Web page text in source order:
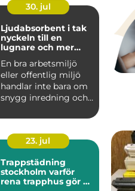
30. jul
Ljudabsorbent i tak
nyckeln till en
lugnare och mer
En bra arbetsmiljö
eller offentlig miljö
handlar inte bara om
snygg inredning och
23. jul
Trappstädning
stockholm varför
rena trapphus gör så